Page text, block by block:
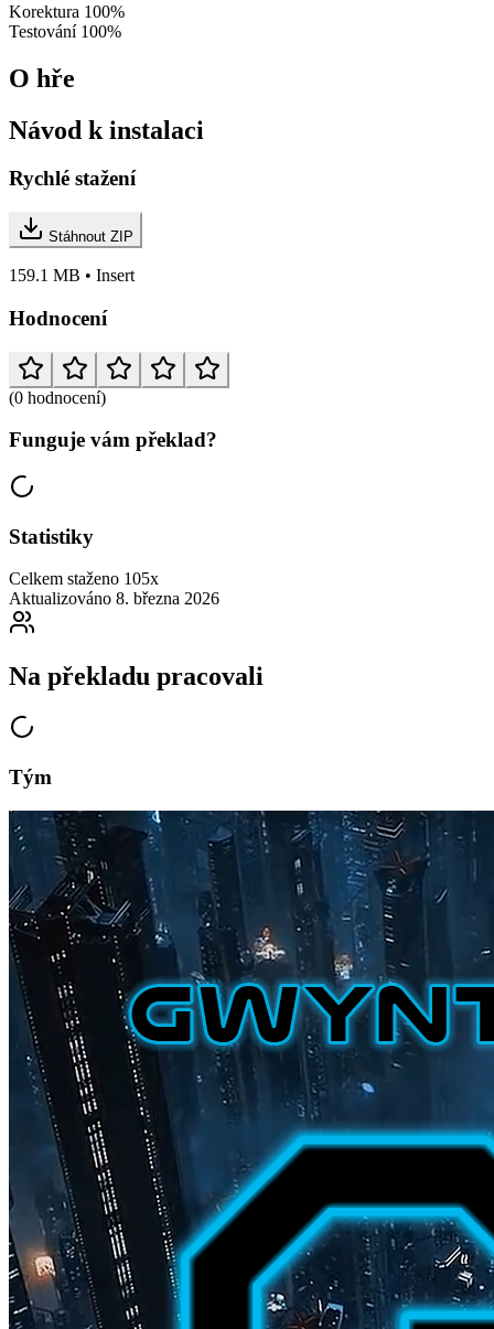
Korektura 100%
Testování 100%
O hře
Návod k instalaci
Rychlé stažení
Stáhnout ZIP
159.1 MB • Insert
Hodnocení
(0 hodnocení)
Funguje vám překlad?
Statistiky
Celkem staženo 105x
Aktualizováno 8. března 2026
Na překladu pracovali
Tým